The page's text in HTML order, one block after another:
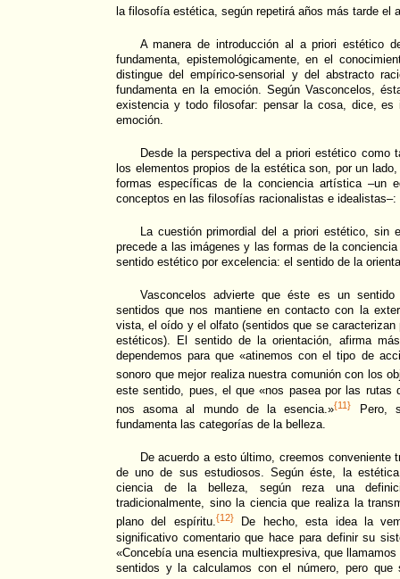
la filosofía estética, según repetirá años más tarde el
A manera de introducción al a priori estético
fundamenta, epistemológicamente, en el
distingue del empírico-sensorial y del abstracto
fundamenta en la emoción. Según Vasconcelos,
existencia y todo filosofar: pensar la cosa, dice, es
emoción.
Desde la perspectiva del a priori estético como
los elementos propios de la estética son, por un
formas específicas de la conciencia artística –un
conceptos en las filosofías racionalistas e
La cuestión primordial del a priori estético, sin
precede a las imágenes y las formas de la
sentido estético por excelencia: el sentido de la
Vasconcelos advierte que éste es un
sentidos que nos mantiene en contacto con la
vista, el oído y el olfato (sentidos que se caracterizan
estéticos). El sentido de la orientación, afirma
dependemos para que «atinemos con el tipo de
sonoro que mejor realiza nuestra comunión con los
este sentido, pues, el que «nos pasea por las rutas
nos asoma al mundo de la esencia.»{11}
Pero,
fundamenta las categorías de la belleza.
De acuerdo a esto último, creemos conveniente
de uno de sus estudiosos. Según éste, la
ciencia de la belleza, según reza una
tradicionalmente, sino la ciencia que realiza la
plano del espíritu.{12}De hecho, esta idea la
significativo comentario que hace para definir su
«Concebía una esencia multiexpresiva, que
sentidos y la calculamos con el número, pero que